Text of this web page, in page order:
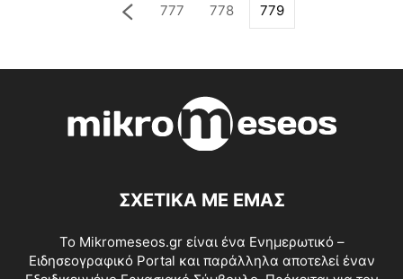
777 778 779
ΣΧΕΤΙΚΑ ΜΕ ΕΜΑΣ
Το Mikromeseos.gr είναι ένα Ενημερωτικό –
Ειδησεογραφικό Portal και παράλληλα αποτελεί έναν